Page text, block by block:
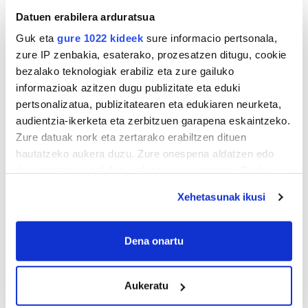
Datuen erabilera arduratsua
Guk eta gure 1022 kideek sure informacio pertsonala,
zure IP zenbakia, esaterako, prozesatzen ditugu, cookie
bezalako teknologiak erabiliz eta zure gailuko
informazioak azitzen dugu publizitate eta eduki
pertsonalizatua, publizitatearen eta edukiaren neurketa,
audientzia-ikerketa eta zerbitzuen garapena eskaintzeko.
Zure datuak nork eta zertarako erabiltzen dituen
hautatzeko aukera duzu. Zure onespena aldatzen edo
If you allow, we would also like to:
Collect information about your geographical
Identify your device by actively scanning it for
specific characteristics (fingerprinting)
Xehetasunak ikusi
Dena onartu
Aukeratu